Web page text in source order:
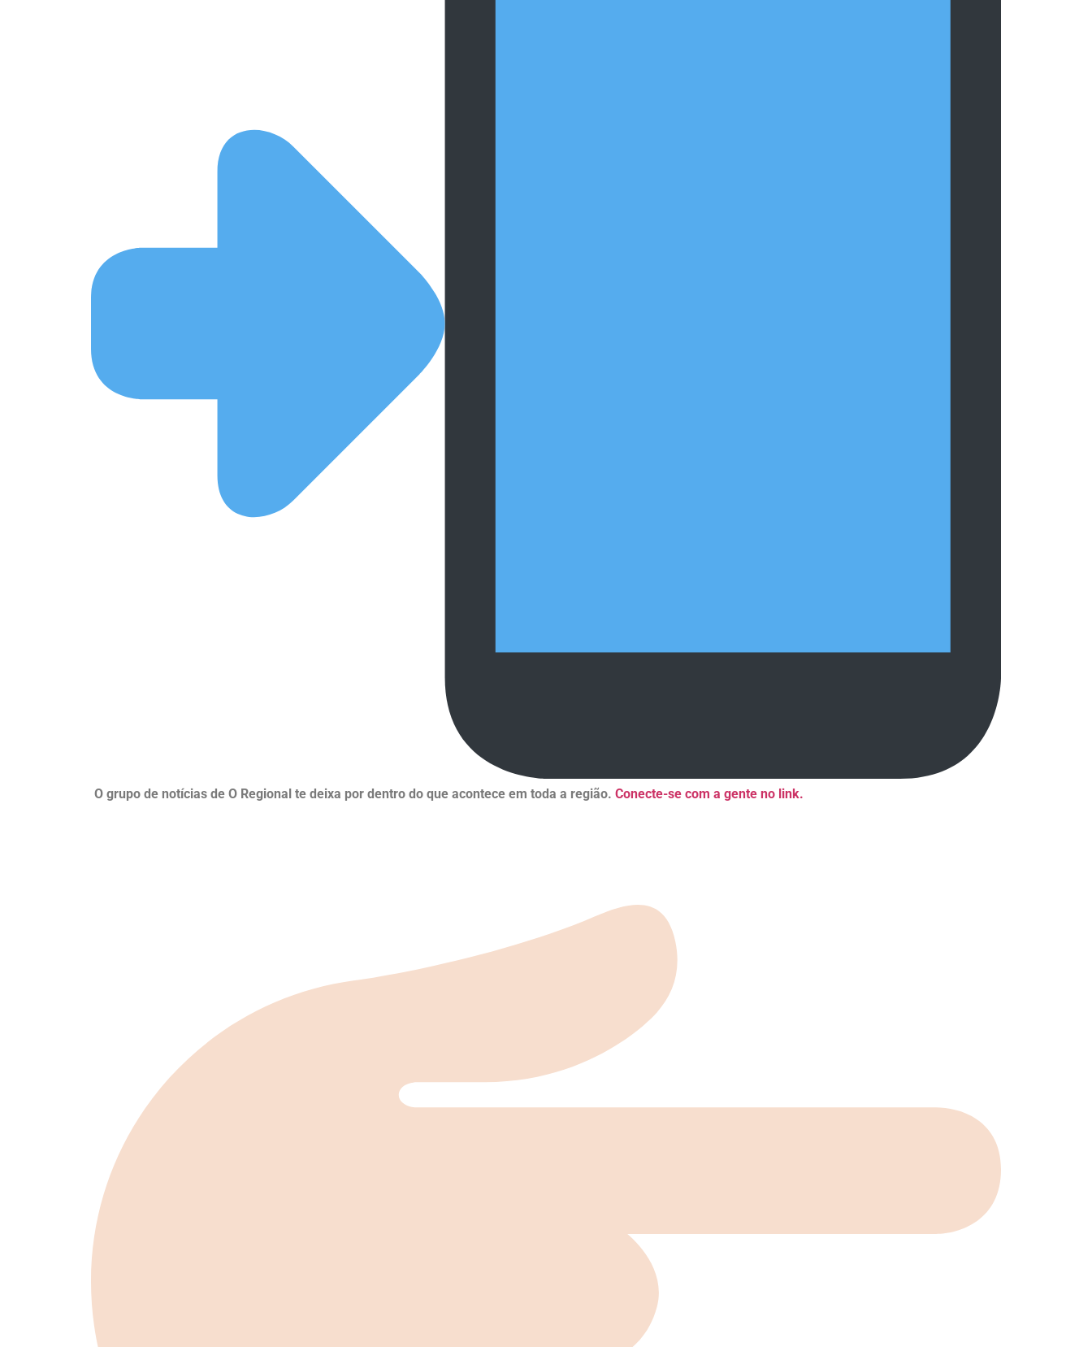
O grupo de notícias de O Regional te deixa por dentro do que acontece em toda a região. Conecte-se com a gente no link.